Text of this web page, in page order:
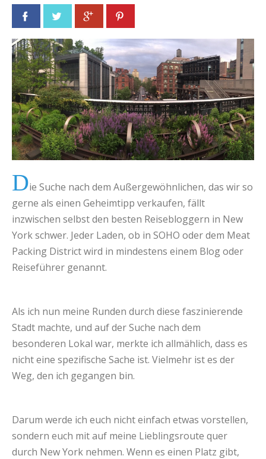
Facebook Twitter Google+
Die Suche nach dem Außergewöhnlichen, das wir so
gerne als einen Geheimtipp verkaufen, fällt
inzwischen selbst den besten Reisebloggern in New
York schwer. Jeder Laden, ob in SOHO oder dem Meat
Packing District wird in mindestens einem Blog oder
Reiseführer genannt.
Als ich nun meine Runden durch diese faszinierende
Stadt machte, und auf der Suche nach dem
besonderen Lokal war, merkte ich allmählich, dass es
nicht eine spezifische Sache ist. Vielmehr ist es der
Weg, den ich gegangen bin.
Darum werde ich euch nicht einfach etwas vorstellen,
sondern euch mit auf meine Lieblingsroute quer
durch New York nehmen. Wenn es einen Platz gibt,